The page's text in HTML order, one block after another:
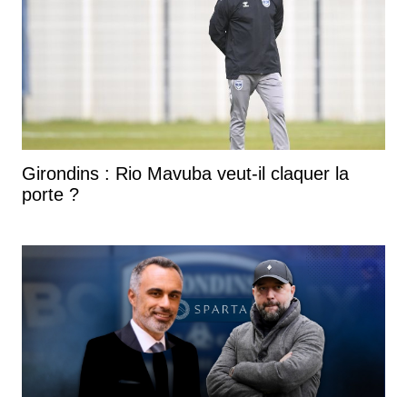
Girondins : Rio Mavuba veut-il claquer la
porte ?